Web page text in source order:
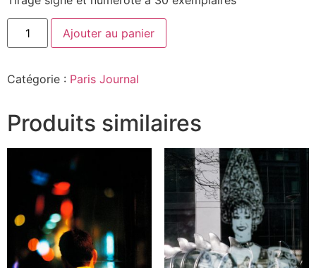
quantité
Paris
Ajouter au panier
Catégorie : Paris Journal
Produits similaires